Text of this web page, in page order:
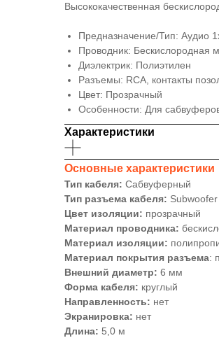
Высококачественная
Предназначение/Тип: Аудио
Проводник: Бескислородная
Диэлектрик: Полиэтилен
Разъемы: RCA, контакты
Цвет: Прозрачный
Особенности: Для
Характеристики
Основные характеристики
Тип кабеля: Сабвуферный
Тип разъема кабеля:
Цвет изоляции: прозрачный
Материал проводника:
Материал изоляции:
Материал покрытия разъема:
Внешний диаметр: 6 мм
Форма кабеля: круглый
Направленность: нет
Экранировка: нет
Длина: 5,0 м